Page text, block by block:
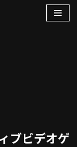
ブビデオゲ